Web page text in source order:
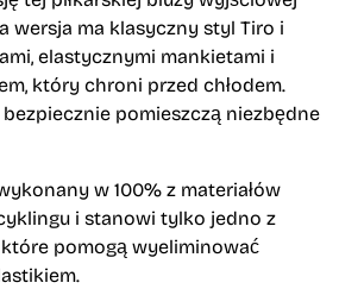
wersja ma klasyczny styl Tiro i
elastycznymi mankietami i
który chroni przed chłodem.
pomieszczą niezbędne
w 100% z materiałów
i stanowi tylko jedno z
pomogą wyeliminować